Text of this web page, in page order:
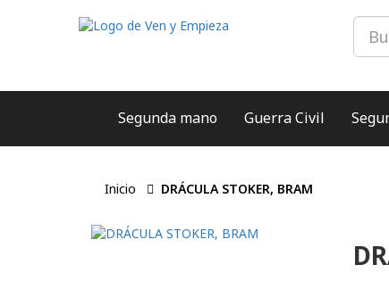
Segunda mano Guerra Civil
Inicio DRÁCULA STOKER, BRAM